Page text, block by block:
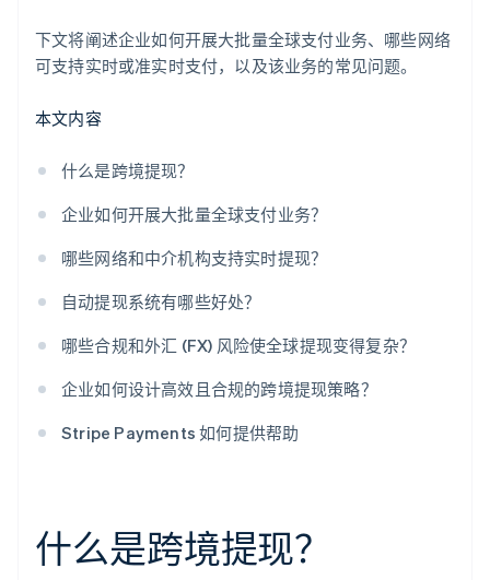
下文将阐述企业如何开展大批量全球支付业务、哪些网络
可支持实时或准实时支付，以及该业务的常见问题。
本文内容
什么是跨境提现？
企业如何开展大批量全球支付业务？
哪些网络和中介机构支持实时提现？
自动提现系统有哪些好处？
哪些合规和外汇 (FX) 风险使全球提现变得复杂？
企业如何设计高效且合规的跨境提现策略？
Stripe Payments 如何提供帮助
什么是跨境提现？